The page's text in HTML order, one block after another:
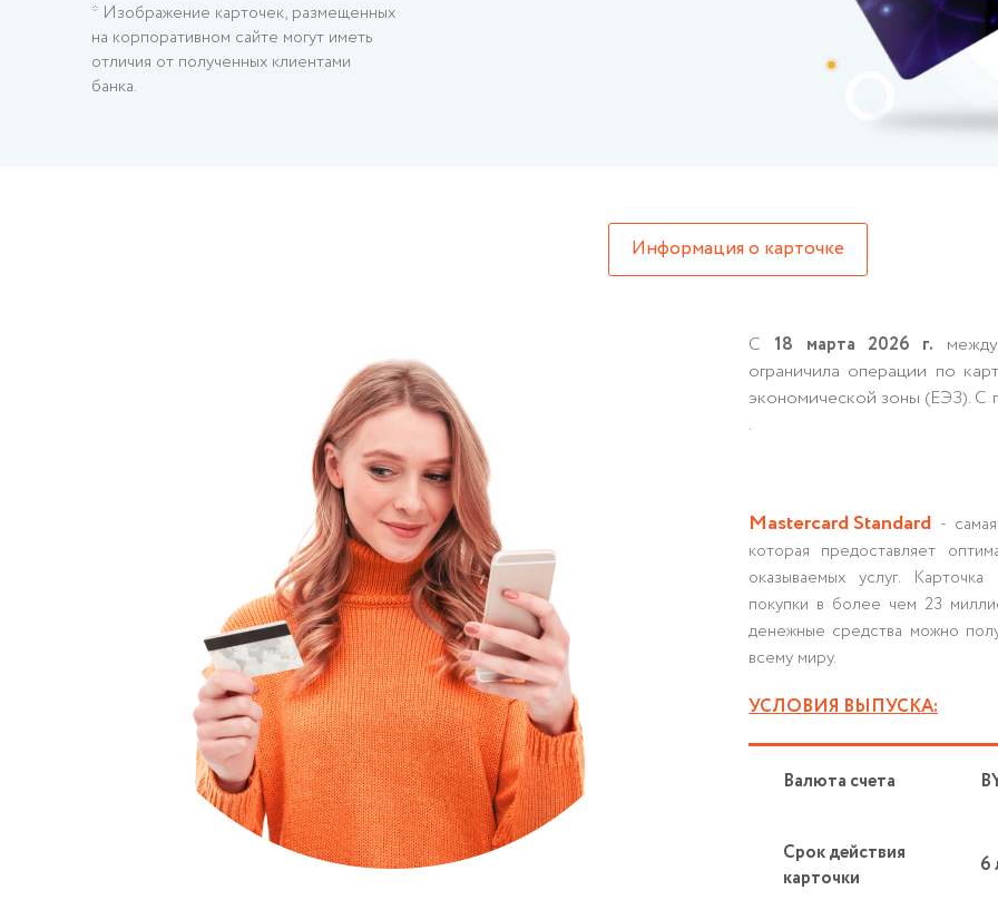
* Изображение карточек, размещенных
на корпоративном сайте могут иметь
отличия от полученных клиентами
банка.
Информация о карточке
С 18 марта 2026 г.
ограничила операции по
экономической зоны (ЕЭЗ). С
.
Mastercard Standard -
которая предоставляет
оказываемых услуг.
покупки в более чем 23
денежные средства можно
всему миру.
УСЛОВИЯ ВЫПУСКА:
Валюта счета
Срок действия
карточки
6